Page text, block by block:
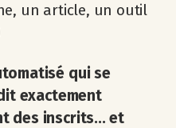
un article, un outil
qui se
exactement
des inscrits... et